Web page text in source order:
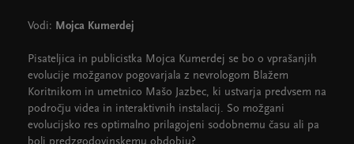
Vodi: Mojca Kumerdej
Pisateljica in publicistka Mojca Kumerdej se bo o vprašanjih
evolucije možganov pogovarjala z nevrologom Blažem
Koritnikom in umetnico Mašo Jazbec, ki ustvarja predvsem na
področju videa in interaktivnih instalacij. So možgani
evolucijsko res optimalno prilagojeni sodobnemu času ali pa